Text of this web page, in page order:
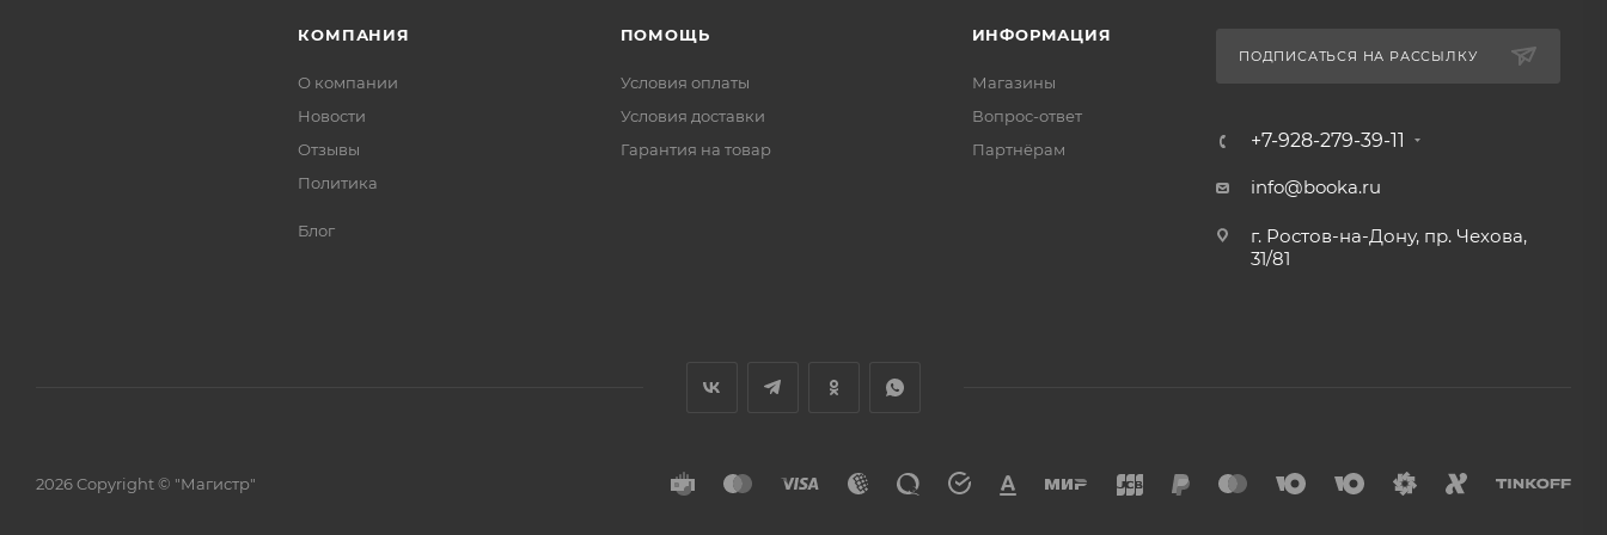
КОМПАНИЯ
О компании
Новости
Отзывы
Политика
Блог
ПОМОЩЬ
Условия оплаты
Условия доставки
Гарантия на товар
ИНФОРМАЦИЯ
Магазины
Вопрос-ответ
Партнёрам
ПОДПИСАТЬСЯ НА РАССЫЛКУ
+7-928-279-39-11
info@booka.ru
г. Ростов-на-Дону, пр. Чехова,
31/81
2026 Copyright © "Магистр"